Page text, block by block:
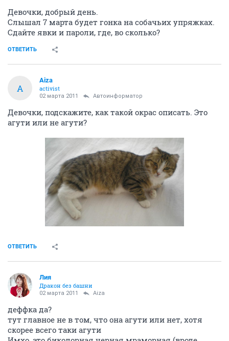
Девочки, добрый день.
Слышал 7 марта будет гонка на собачьих упряжках.
Сдайте явки и пароли, где, во сколько?
ОТВЕТИТЬ
A
Aiza
activist
02 марта 2011 Автоинформатор
Девочки, подскажите, как такой окрас описать. Это
агути или не агути?
ОТВЕТИТЬ
Лия
Дракон без башни
02 марта 2011 Aiza
деффка да?
тут главное не в том, что она агути или нет, хотя
скорее всего таки агути